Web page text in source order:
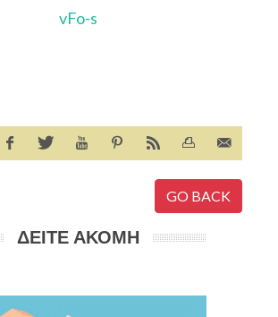
vFo-s
GO BACK
ΔΕΙΤΕ ΑΚΟΜΗ